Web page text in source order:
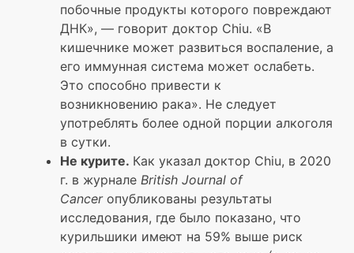
побочные продукты которого повреждают
ДНК», — говорит доктор Chiu. «В
кишечнике может развиться воспаление, а
его иммунная система может ослабеть.
Это способно привести к
возникновению рака». Не следует
употреблять более одной порции алкоголя
в сутки.
Не курите. Как указал доктор Chiu, в 2020
г. в журнале British Journal of
Cancer опубликованы результаты
исследования, где было показано, что
курильшики имеют на 59% выше риск